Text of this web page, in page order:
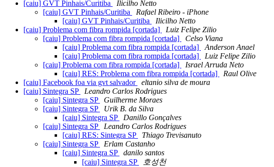
[caiu] GVT Pinhais/Curitiba
Ilicilho Netto
[caiu] GVT Pinhais/Curitiba
Rafael Ribeiro - iPhone
[caiu] GVT Pinhais/Curitiba
Ilicilho Netto
[caiu] Problema com fibra rompida [cortada]
Luiz Felipe Zilio
[caiu] Problema com fibra rompida [cortada]
Celso Viana
[caiu] Problema com fibra rompida [cortada]
Anderson Anael
[caiu] Problema com fibra rompida [cortada]
Luiz Felipe Zilio
[caiu] Problema com fibra rompida [cortada]
Israel Arruda Neto
[caiu] RES: Problema com fibra rompida [cortada]
Raul Olive
[caiu] Facebook foa via gvt salvador
eltanio silva de moura
[caiu] Sintegra SP
Leandro Carlos Rodrigues
[caiu] Sintegra SP
Guilherme Moraes
[caiu] Sintegra SP
Urik B. da Silva
[caiu] Sintegra SP
Danillo Gonçalves
[caiu] Sintegra SP
Leandro Carlos Rodrigues
[caiu] RES: Sintegra SP
Thiago Trevisanuto
[caiu] Sintegra SP
Erlam Castanho
[caiu] Sintegra SP
danilo santos
[caiu] Sintegra SP
호성천